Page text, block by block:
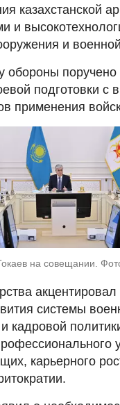
казахстанской
и
и
обороны поручено
подготовки с
применения
на совещании.
системы
кадровой
карьерного